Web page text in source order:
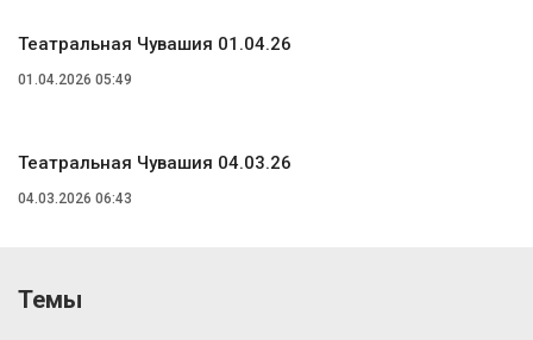
Театральная Чувашия 01.04.26
01.04.2026 05:49
Театральная Чувашия 04.03.26
04.03.2026 06:43
Темы